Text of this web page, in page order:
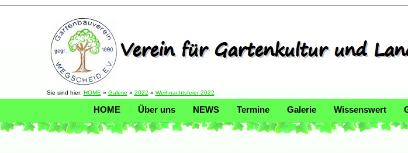
Sie sind hier: HOME » Galerie » 2022 » Weihnachtsfeier 2022
HOME Über uns NEWS Termine Galerie Wissenswert